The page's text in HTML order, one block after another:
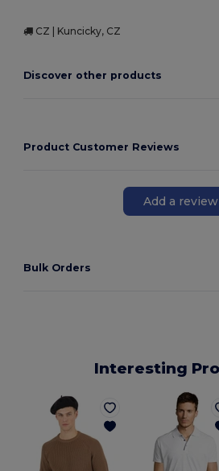
CZ | Kuncicky, CZ
Discover other products
Product Customer Reviews
Add a review
Bulk Orders
Interesting